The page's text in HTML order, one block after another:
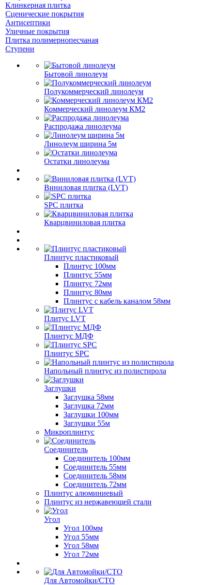
Клинкерная плитка
Сценические покрытия
Антисептики
Уличные покрытия
Плитка полимернопесчаная
Ступени
Бытовой линолеум
Полукоммерческий линолеум
Коммерческий линолеум КМ2
Распродажа линолеума
Линолеум ширина 5м
Остатки линолеума
Виниловая плитка (LVT)
SPC плитка
Кварцвиниловая плитка
Плинтус пластиковый
Плинтус 100мм
Плинтус 55мм
Плинтус 72мм
Плинтус 80мм
Плинтус с кабель каналом 58мм
Плитус LVT
Плинтус МДФ
Плинтус SPC
Напольный плинтус из полистирола
Заглушки
Заглушка 58мм
Заглушка 72мм
Заглушки 100мм
Заглушки 55м
Микроплинтус
Соединитель
Соединитель 100мм
Соединитель 55мм
Соединитель 58мм
Соединитель 72мм
Плинтус алюминиевый
Плинтус из нержавеющей стали
Угол
Угол 100мм
Угол 55мм
Угол 58мм
Угол 72мм
Для Автомойки/СТО